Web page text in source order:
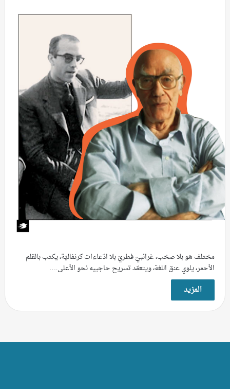
مختلف هو بلا صخب، غرائبيّ فطريّ بلا ادّعاءات كرنفاليّة، يكتب بالقلم
الأحمر، يلوي عنق اللغة، ويتعمّد تسريح حاجبيه نحو الأعلى.…
المزيد